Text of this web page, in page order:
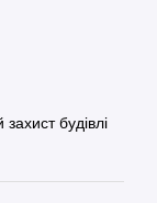
будівлі